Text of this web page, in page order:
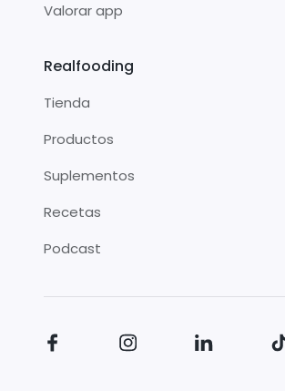
Valorar app
Realfooding
Tienda
Productos
Suplementos
Recetas
Podcast